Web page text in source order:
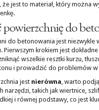
jest to materiał, który można
do
do betonowania jest niezwykle
krokiem jest dokładne
wszelkie resztki kurzu,
i prowadzić do problemów w
jest nierówna, warto
narzędzi, takich jak wiertnice,
i równej podstawy, co jest